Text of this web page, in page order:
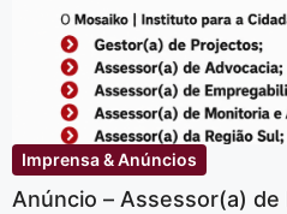
Imprensa & Anúncios
Anúncio – Assessor(a) de